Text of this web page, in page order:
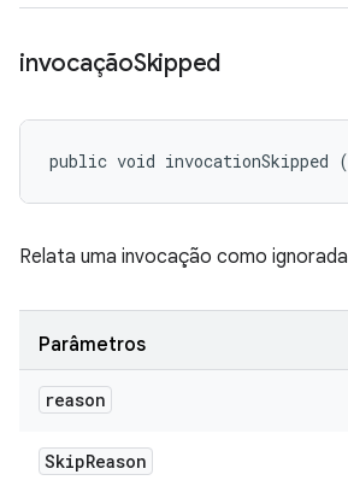
invocaçãoSkipped
public void invocationSkipped (
Relata uma invocação como ignorada
Parâmetros
reason
SkipReason